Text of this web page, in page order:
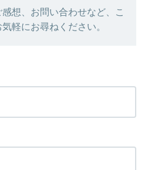
想、お問い合わせなど、こ
軽にお尋ねください。